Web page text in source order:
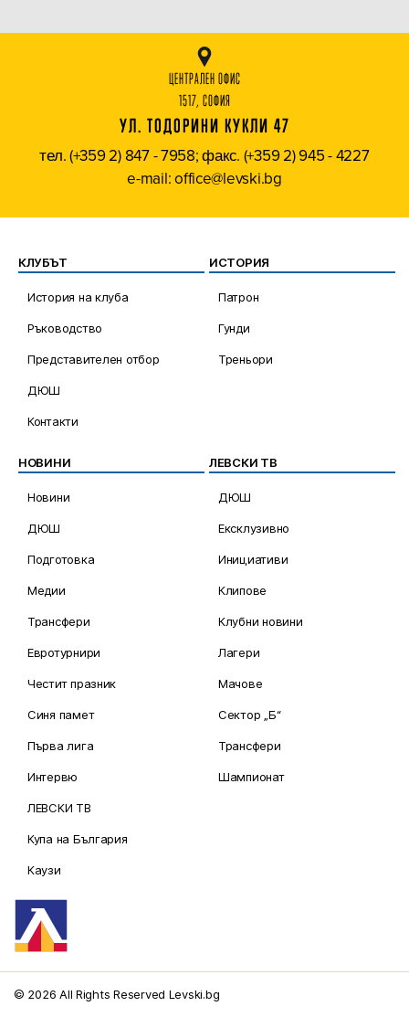
ЦЕНТРАЛЕН ОФИС
1517, СОФИЯ
УЛ. ТОДОРИНИ КУКЛИ 47
тел. (+359 2) 847 - 7958; факс. (+359 2) 945 - 4227
e-mail: office@levski.bg
КЛУБЪТ
История на клуба
Ръководство
Представителен отбор
ДЮШ
Контакти
ИСТОРИЯ
Патрон
Гунди
Треньори
НОВИНИ
Новини
ДЮШ
Подготовка
Медии
Трансфери
Евротурнири
Честит празник
Синя памет
Първа лига
Интервю
ЛЕВСКИ ТВ
Купа на България
Каузи
ЛЕВСКИ ТВ
ДЮШ
Ексклузивно
Инициативи
Клипове
Клубни новини
Лагери
Мачове
Сектор „Б“
Трансфери
Шампионат
© 2026 All Rights Reserved Levski.bg